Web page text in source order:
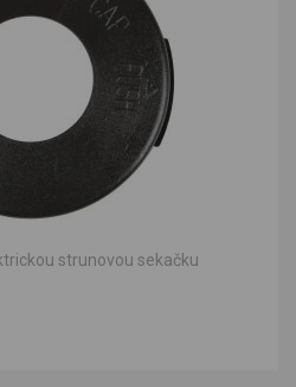
strunovou sekačku